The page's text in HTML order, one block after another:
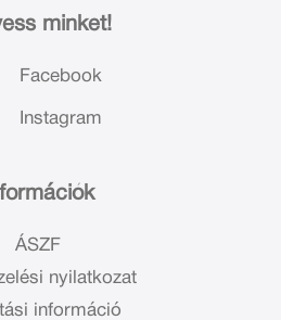
ÁSZF
nyilatkozat
információ
minket!
Facebook
Instagram